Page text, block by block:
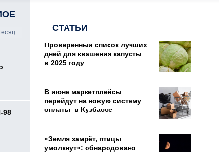
98
СТАТЬИ
Проверенный список лучших
дней для квашения капусты
в 2025 году
В июне маркетплейсы
перейдут на новую систему
оплаты в Кузбассе
«Земля замрёт, птицы
умолкнут»: обнародовано